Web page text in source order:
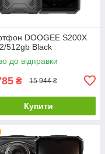
DOOGEE S200X
512gb Black
до відправки
₴ 15 944 ₴
Купити